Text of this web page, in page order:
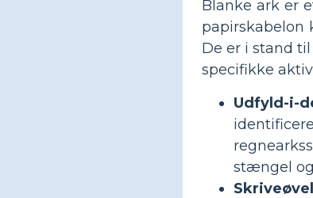
Blanke ark er
De er i stand
specifikke
Udfyld-i-
stængel